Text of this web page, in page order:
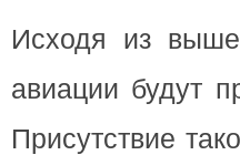
Исходя из
авиации будут
Присутствие